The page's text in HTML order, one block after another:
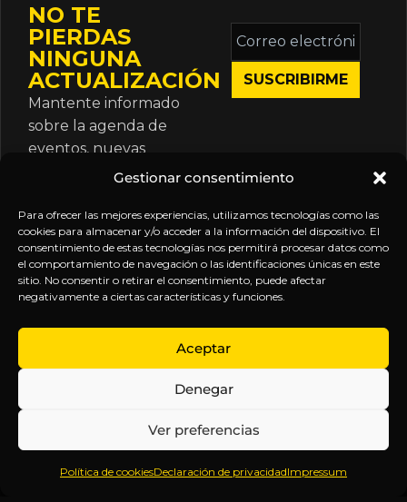
Gestionar consentimiento
Para ofrecer las mejores experiencias, utilizamos tecnologías como las
cookies para almacenar y/o acceder a la información del dispositivo. El
consentimiento de estas tecnologías nos permitirá procesar datos como
el comportamiento de navegación o las identificaciones únicas en este
sitio. No consentir o retirar el consentimiento, puede afectar
negativamente a ciertas características y funciones.
Aceptar
Denegar
Ver preferencias
Política de cookiesDeclaración de privacidadImpressum
NO TE
PIERDAS
NINGUNA
ACTUALIZACIÓN
Mantente informado
sobre la agenda de
eventos, nuevas
publicaciones y
suscripción.
Correo
electrónico
*
Inteligencia
Anticipándonos
EXPLORA
Inicio
Sobre
Contenido
Webinars
LEGAL
Política
de
Términos y
Aviso
SÍGUENOS